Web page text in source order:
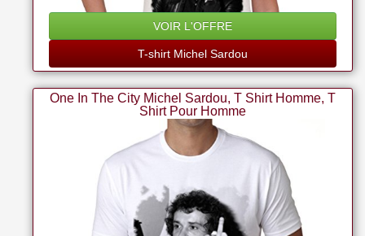
VOIR L'OFFRE
T-shirt Michel Sardou
One In The City Michel Sardou, T Shirt Homme, T
Shirt Pour Homme